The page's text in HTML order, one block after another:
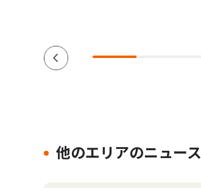
他のエリアのニュース